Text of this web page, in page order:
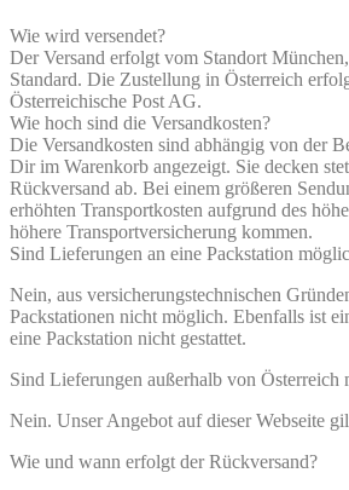
Wie wird versendet?
Der Versand erfolgt vom Standort
Standard. Die Zustellung in Österreich
Österreichische Post AG.
Wie hoch sind die Versandkosten?
Die Versandkosten sind abhängig von der
Dir im Warenkorb angezeigt. Sie decken
Rückversand ab. Bei einem größeren
erhöhten Transportkosten aufgrund des
höhere Transportversicherung kommen.
Sind Lieferungen an eine Packstation
Nein, aus versicherungstechnischen
Packstationen nicht möglich. Ebenfalls ist
eine Packstation nicht gestattet.
Sind Lieferungen außerhalb von Österreich
Nein. Unser Angebot auf dieser Webseite
Wie und wann erfolgt der Rückversand?